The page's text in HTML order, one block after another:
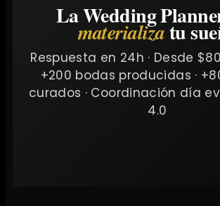
La Wedding
materializatu
Respuesta en 24h · Desde
+200 bodas producidas ·
curados · Coordinación día
4.0